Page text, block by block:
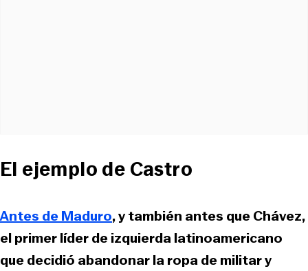
El ejemplo de Castro
Antes de Maduro, y también antes que Chávez,
el primer líder de izquierda latinoamericano
que decidió abandonar la ropa de militar y